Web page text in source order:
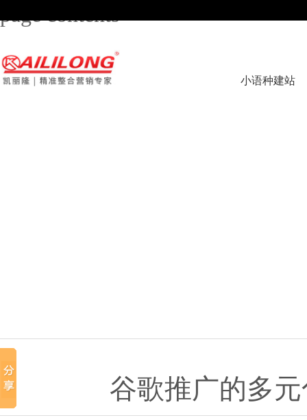
page contents
小语种建站
谷歌推广的多